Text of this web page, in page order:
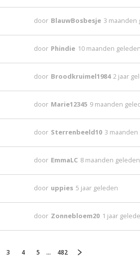
door BlauwBosbesje 3 maanden
door Phindie 10 maanden
door Broodkruimel1984 2 jaar
door Marie12345 9 maanden
door Sterrenbeeld10 3
door EmmaLC 8 maanden geleden
door uppies 5 jaar geleden
door Zonnebloem20 1 jaar
3 4 5 ... 482